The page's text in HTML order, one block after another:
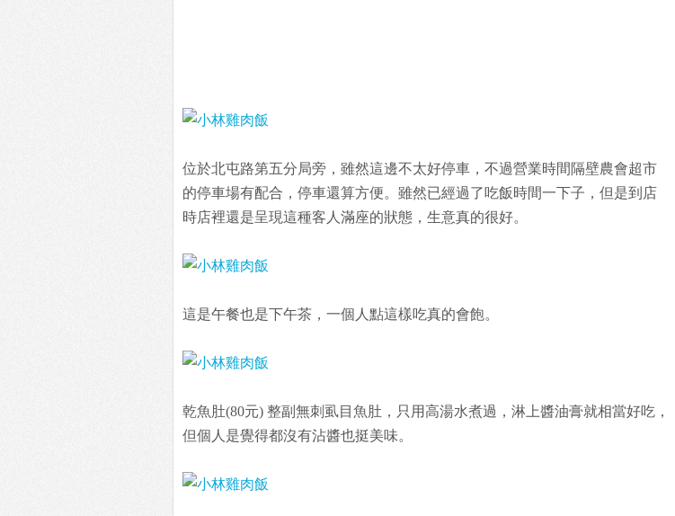
位於北屯路第五分局旁，雖然這邊不太好停車，不過營業時間隔壁農會超市
的停車場有配合，停車還算方便。雖然已經過了吃飯時間一下子，但是到店
時店裡還是呈現這種客人滿座的狀態，生意真的很好。
這是午餐也是下午茶，一個人點這樣吃真的會飽。
乾魚肚(80元) 整副無刺虱目魚肚，只用高湯水煮過，淋上醬油膏就相當好吃，
但個人是覺得都沒有沾醬也挺美味。